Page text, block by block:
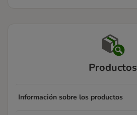
Productos
Información sobre los productos